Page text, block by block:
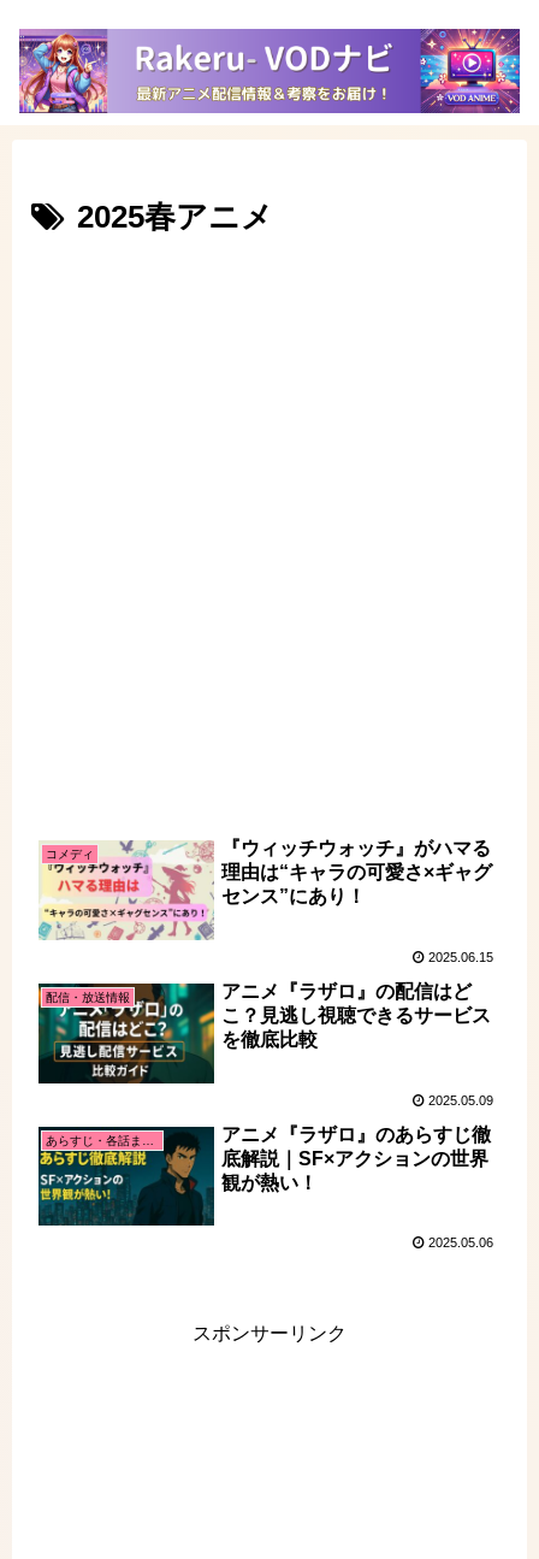
2025春アニメ
コメディ
『ウィッチウォッチ』がハマる
理由は“キャラの可愛さ×ギャグ
センス”にあり！
2025.06.15
配信・放送情報
アニメ『ラザロ』の配信はど
こ？見逃し視聴できるサービス
を徹底比較
2025.05.09
アニメ『ラザロ』のあらすじ徹
底解説｜SF×アクションの世界
観が熱い！
2025.05.06
スポンサーリンク